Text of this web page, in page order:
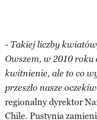
- Takiej liczby
Owszem, w 2010
kwitnienie, ale to co
przeszło nasze
regionalny dyrektor
Chile. Pustynia